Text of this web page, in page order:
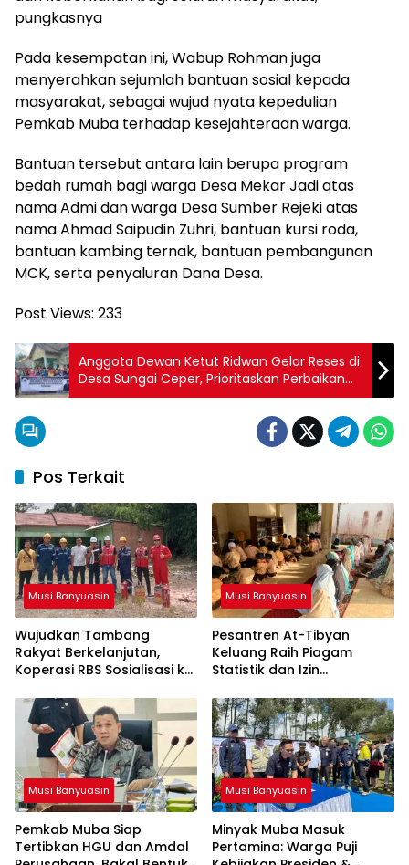
pungkasnya
Pada kesempatan ini, Wabup Rohman juga
menyerahkan sejumlah bantuan sosial kepada
masyarakat, sebagai wujud nyata kepedulian
Pemkab Muba terhadap kesejahteraan warga.
Bantuan tersebut antara lain berupa program
bedah rumah bagi warga Desa Mekar Jadi atas
nama Admi dan warga Desa Sumber Rejeki atas
nama Ahmad Saipudin Zuhri, bantuan kursi roda,
bantuan kambing ternak, bantuan pembangunan
MCK, serta penyaluran Dana Desa.
Post Views: 233
Anggota Dewan Ketut Ridwan Gelar Reses di
Desa Sungai Ceper, Prioritaskan Perbaikan
Jalan dan Fasilitas Umum
Pos Terkait
Musi Banyuasin
Wujudkan Tambang
Rakyat Berkelanjutan,
Koperasi RBS Sosialisasi ke
GEP
Musi Banyuasin
Pesantren At-Tibyan
Keluang Raih Piagam
Statistik dan Izin
Kemenag RI
Musi Banyuasin
Pemkab Muba Siap
Tertibkan HGU dan Amdal
Musi Banyuasin
Minyak Muba Masuk
Pertamina: Warga Puji